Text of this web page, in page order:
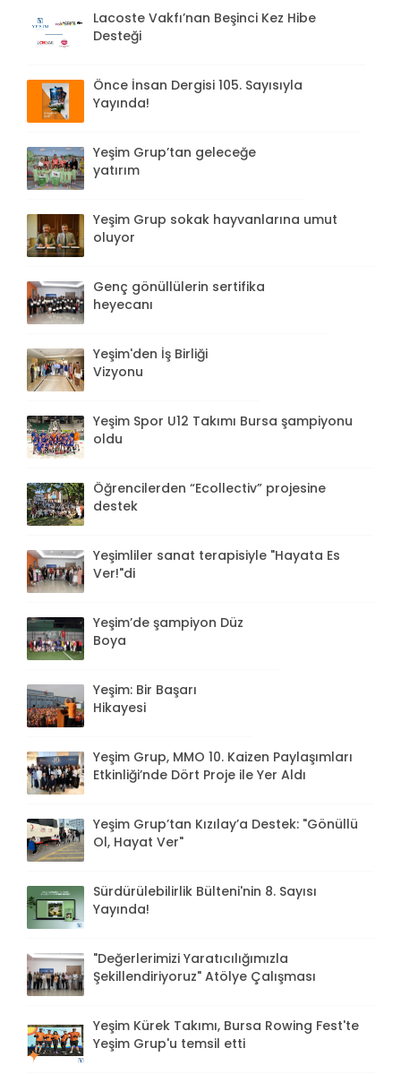
Lacoste Vakfı’nan Beşinci Kez Hibe
Desteği
Önce İnsan Dergisi 105. Sayısıyla
Yayında!
Yeşim Grup’tan geleceğe
yatırım
Yeşim Grup sokak hayvanlarına umut
oluyor
Genç gönüllülerin sertifika
heyecanı
Yeşim'den İş Birliği
Vizyonu
Yeşim Spor U12 Takımı Bursa şampiyonu
oldu
Öğrencilerden “Ecollectiv” projesine
destek
Yeşimliler sanat terapisiyle "Hayata Es
Ver!"di
Yeşim’de şampiyon Düz
Boya
Yeşim: Bir Başarı
Hikayesi
Yeşim Grup, MMO 10. Kaizen Paylaşımları
Etkinliği’nde Dört Proje ile Yer Aldı
Yeşim Grup’tan Kızılay’a Destek: "Gönüllü
Ol, Hayat Ver"
Sürdürülebilirlik Bülteni'nin 8. Sayısı
Yayında!
"Değerlerimizi Yaratıcılığımızla
Şekillendiriyoruz" Atölye Çalışması
Yeşim Kürek Takımı, Bursa Rowing Fest'te
Yeşim Grup'u temsil etti